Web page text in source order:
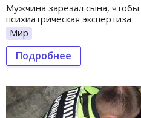
Мужчина зарезал сына,
психиатрическая экспертиза
Мир
Подробнее